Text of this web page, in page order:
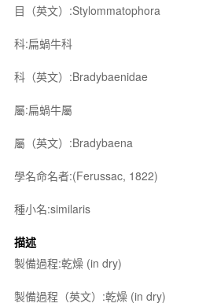
目（英文）:Stylommatophora
科:扁蝸牛科
科（英文）:Bradybaenidae
屬:扁蝸牛屬
屬（英文）:Bradybaena
學名命名者:(Ferussac, 1822)
種小名:similaris
描述
製備過程:乾燥 (in dry)
製備過程（英文）:乾燥 (in dry)